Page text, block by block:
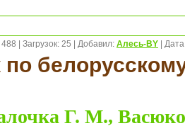
488 Загрузок: 25 Добавил: Алесь-BY
Г. М.,